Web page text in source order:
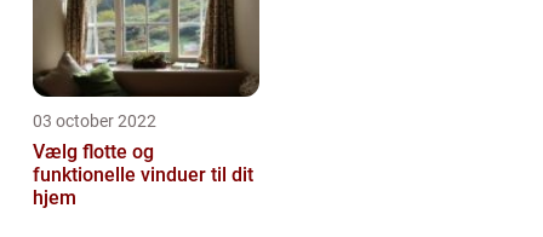
03 october 2022
Vælg flotte og
funktionelle vinduer til dit
hjem